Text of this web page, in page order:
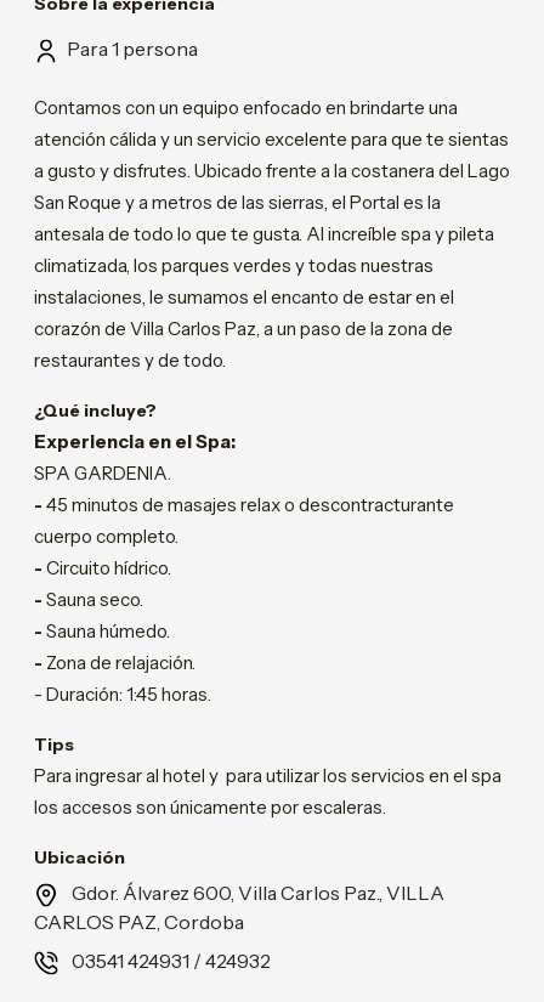
Para 1 persona
Contamos con un equipo enfocado en brindarte una
atención cálida y un servicio excelente para que te sientas
a gusto y disfrutes. Ubicado frente a la costanera del Lago
San Roque y a metros de las sierras, el Portal es la
antesala de todo lo que te gusta. Al increíble spa y pileta
climatizada, los parques verdes y todas nuestras
instalaciones, le sumamos el encanto de estar en el
corazón de Villa Carlos Paz, a un paso de la zona de
restaurantes y de todo.
¿Qué incluye?
Experiencia en el Spa:
SPA GARDENIA.
- 45 minutos de masajes relax o descontracturante
cuerpo completo.
- Circuito hídrico.
- Sauna seco.
- Sauna húmedo.
- Zona de relajación.
- Duración: 1:45 horas.
Tips
Para ingresar al hotel y para utilizar los servicios en el spa
los accesos son únicamente por escaleras.
Ubicación
Gdor. Álvarez 600, Villa Carlos Paz., VILLA
CARLOS PAZ, Cordoba
03541 424931 / 424932